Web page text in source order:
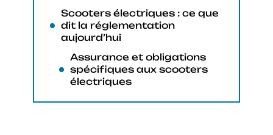
Scooters électriques : ce que
dit la réglementation
aujourd’hui
Assurance et obligations
spécifiques aux scooters
électriques